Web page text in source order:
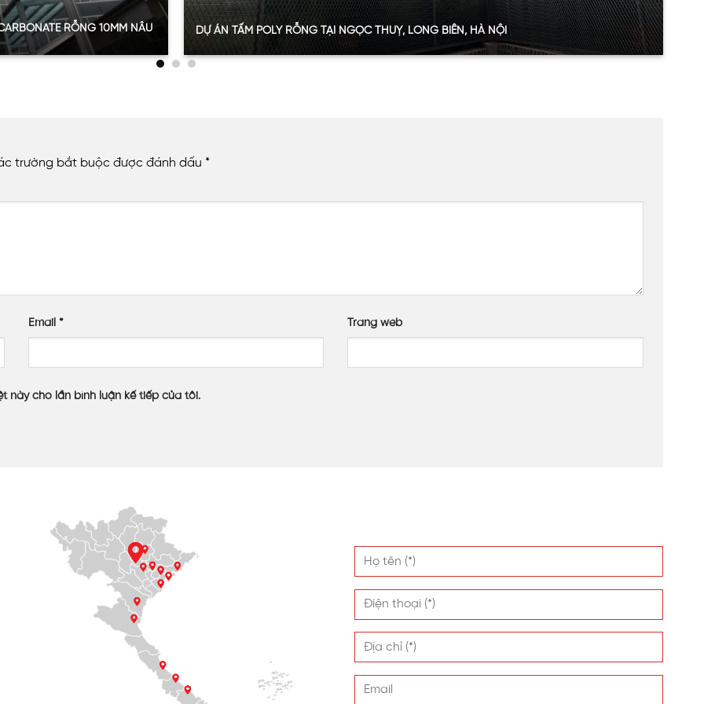
phẩmtấm poly rỗng 4mmmàu nâu trà được sử dụng cho dự án
Melinh Plaza Hà Đông, việc sử dụng màu nâu trà mang đến không gian tổng thể hài hòa, giúp tăng thêm tính
trước dự kiến, tạo lối đi thoáng mát từ tầng trên của Melinh Plaza Hà Đông xuống với khu vực sảnh cho người
khách hàng vẫn rất bất ngờ trước chất lượng của tấm nhựa poly SL màu nâu trà với các sản phẩm khác trên thị
có khả năng cách âm rất tốt, tạo cảm giác thoải mái cho người dùng khi đi bộ trên cầu. Màu nâu trà cũng điểm
có những chính sách chăm sóc khách hàng tốt, đặc biệt với các khách hàng quen, đã từng mua sản phẩm SL
RỖNG 10MM NÂU
DỰ ÁN TẤM POLY RỖNG TẠI NGỌC THUỴ, LONG BIÊN, HÀ NỘI
Quy mô:
trường bắt buộc được đánh dấu *
Email * Trang web
này cho lần bình luận kế tiếp của tôi.